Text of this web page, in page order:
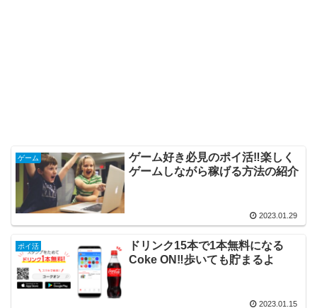
ゲーム
ゲーム好き必見のポイ活‼楽しく
ゲームしながら稼げる方法の紹介
2023.01.29
ポイ活
ドリンク15本で1本無料になる
Coke ON‼歩いても貯まるよ
2023.01.15